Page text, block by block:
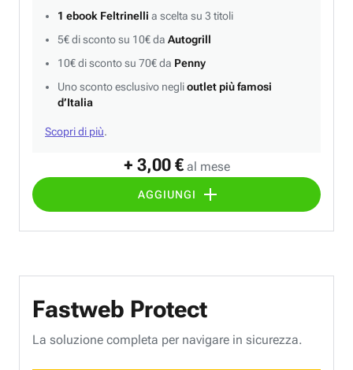
+ 3,00 € al mese
AGGIUNGI
1 ebook Feltrinelli a scelta su 3 titoli
5€ di sconto su 10€ da Autogrill
10€ di sconto su 70€ da Penny
Uno sconto esclusivo neglioutlet più famosi
d’Italia
Scopri di più.
Fastweb Protect
La soluzione completa per navigare in sicurezza.